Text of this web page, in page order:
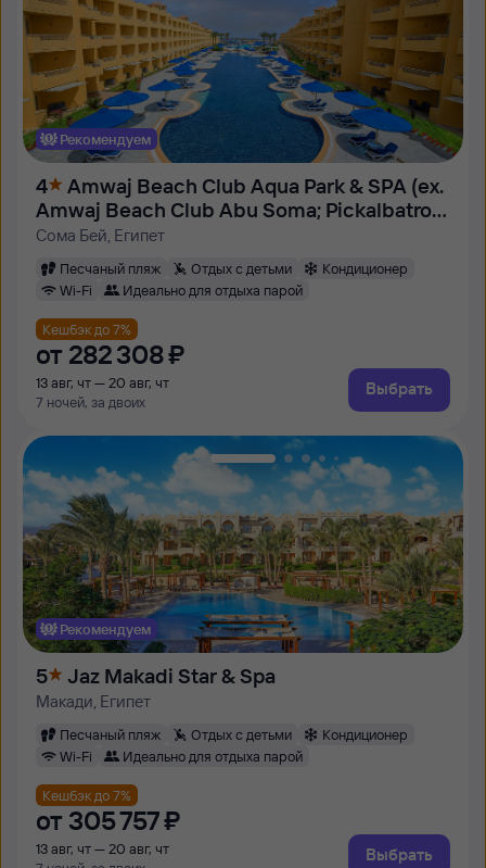
Рекомендуем
4
Amwaj Beach Club Aqua Park & SPA (ex.
Amwaj Beach Club Abu Soma; Pickalbatros
Beach Club Resort)
Сома Бей, Египет
Песчаный пляж Отдых с детьми
Кондиционер
Wi-Fi
Идеально для отдыха парой
Кешбэк до 7%
от 282 ⁠308 ⁠₽
13 авг, чт — 20 авг, чт
7 ночей, за двоих
Выбрать
Рекомендуем
5 Jaz Makadi Star & Spa
Макади, Египет
Песчаный пляж Отдых с детьми
Кондиционер
Wi-Fi
Идеально для отдыха парой
Кешбэк до 7%
от 305 ⁠757 ⁠₽
13 авг, чт — 20 авг, чт
Выбрать